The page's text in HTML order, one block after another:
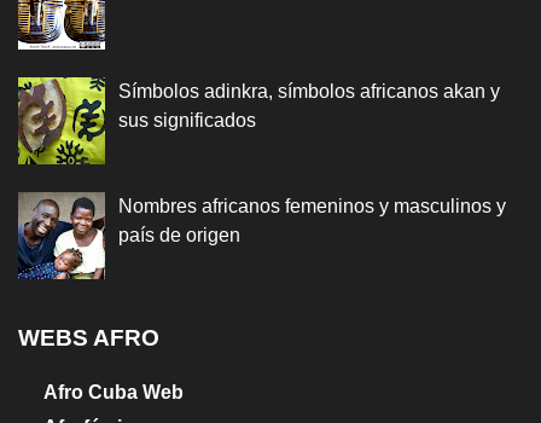
Símbolos adinkra, símbolos africanos akan y
sus significados
Nombres africanos femeninos y masculinos y
país de origen
WEBS AFRO
Afro Cuba Web